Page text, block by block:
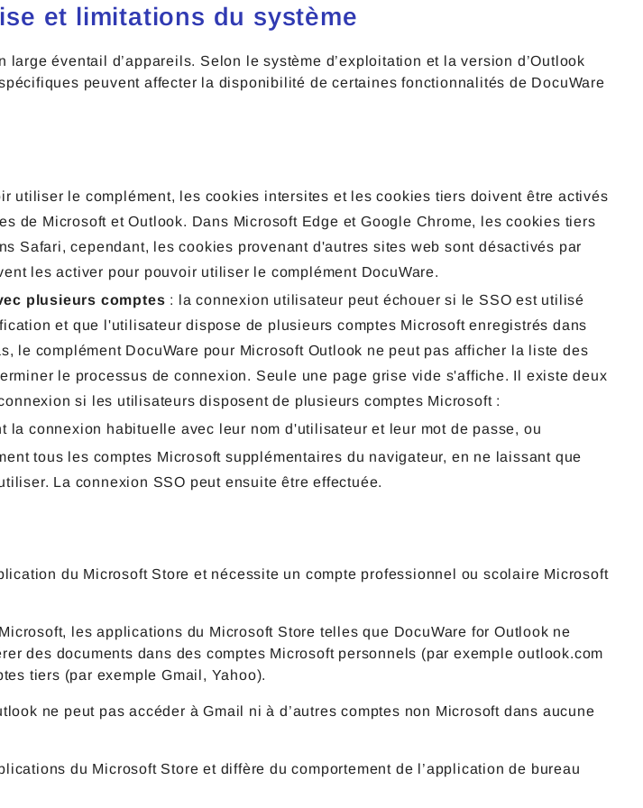
et limitations du système
large éventail d’appareils. Selon le système d’exploitation et la version d’Outlook
peuvent affecter la disponibilité de certaines fonctionnalités de DocuWare
utiliser le complément, les cookies intersites et les cookies tiers doivent être activés
de Microsoft et Outlook. Dans Microsoft Edge et Google Chrome, les cookies tiers
Safari, cependant, les cookies provenant d'autres sites web sont désactivés par
les activer pour pouvoir utiliser le complément DocuWare.
plusieurs comptes : la connexion utilisateur peut échouer si le SSO est utilisé
et que l'utilisateur dispose de plusieurs comptes Microsoft enregistrés dans
le complément DocuWare pour Microsoft Outlook ne peut pas afficher la liste des
le processus de connexion. Seule une page grise vide s'affiche. Il existe deux
si les utilisateurs disposent de plusieurs comptes Microsoft :
la connexion habituelle avec leur nom d'utilisateur et leur mot de passe, ou
tous les comptes Microsoft supplémentaires du navigateur, en ne laissant que
La connexion SSO peut ensuite être effectuée.
du Microsoft Store et nécessite un compte professionnel ou scolaire Microsoft
les applications du Microsoft Store telles que DocuWare for Outlook ne
des documents dans des comptes Microsoft personnels (par exemple outlook.com
tiers (par exemple Gmail, Yahoo).
ne peut pas accéder à Gmail ni à d’autres comptes non Microsoft dans aucune
du Microsoft Store et diffère du comportement de l’application de bureau